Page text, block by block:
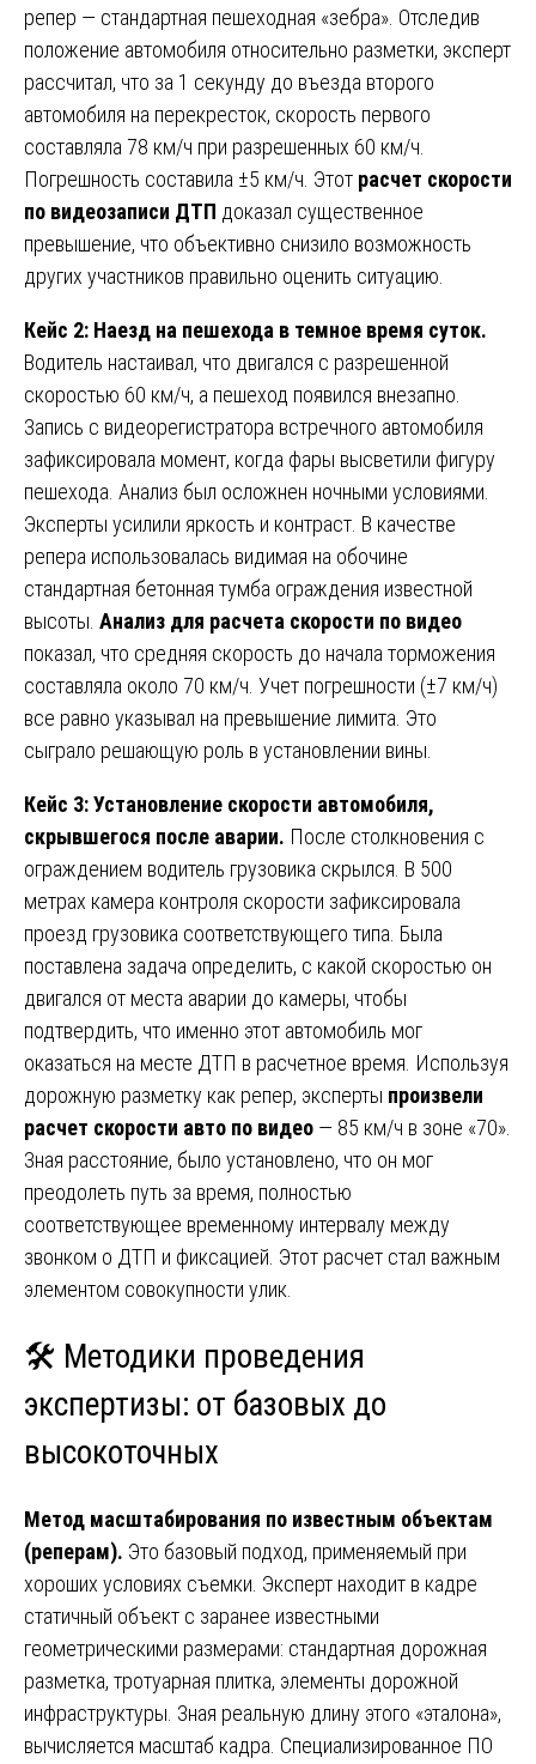
репер — стандартная пешеходная «зебра». Отследив
положение автомобиля относительно разметки, эксперт
рассчитал, что за 1 секунду до въезда второго
автомобиля на перекресток, скорость первого
составляла 78 км/ч при разрешенных 60 км/ч.
Погрешность составила ±5 км/ч. Этот расчет скорости
по видеозаписи ДТП доказал существенное
превышение, что объективно снизило возможность
других участников правильно оценить ситуацию.
Кейс 2: Наезд на пешехода в темное время суток.
Водитель настаивал, что двигался с разрешенной
скоростью 60 км/ч, а пешеход появился внезапно.
Запись с видеорегистратора встречного автомобиля
зафиксировала момент, когда фары высветили фигуру
пешехода. Анализ был осложнен ночными условиями.
Эксперты усилили яркость и контраст. В качестве
репера использовалась видимая на обочине
стандартная бетонная тумба ограждения известной
высоты. Анализ для расчета скорости по видео
показал, что средняя скорость до начала торможения
составляла около 70 км/ч. Учет погрешности (±7 км/ч)
все равно указывал на превышение лимита. Это
сыграло решающую роль в установлении вины.
Кейс 3: Установление скорости автомобиля,
скрывшегося после аварии. После столкновения с
ограждением водитель грузовика скрылся. В 500
метрах камера контроля скорости зафиксировала
проезд грузовика соответствующего типа. Была
поставлена задача определить, с какой скоростью он
двигался от места аварии до камеры, чтобы
подтвердить, что именно этот автомобиль мог
оказаться на месте ДТП в расчетное время. Используя
дорожную разметку как репер, эксперты произвели
расчет скорости авто по видео — 85 км/ч в зоне «70».
Зная расстояние, было установлено, что он мог
преодолеть путь за время, полностью
соответствующее временному интервалу между
звонком о ДТП и фиксацией. Этот расчет стал важным
элементом совокупности улик.
🛠️ Методики проведения
экспертизы: от базовых до
высокоточных
Метод масштабирования по известным объектам
(реперам). Это базовый подход, применяемый при
хороших условиях съемки. Эксперт находит в кадре
статичный объект с заранее известными
геометрическими размерами: стандартная дорожная
разметка, тротуарная плитка, элементы дорожной
инфраструктуры. Зная реальную длину этого «эталона»,
вычисляется масштаб кадра. Специализированное ПО